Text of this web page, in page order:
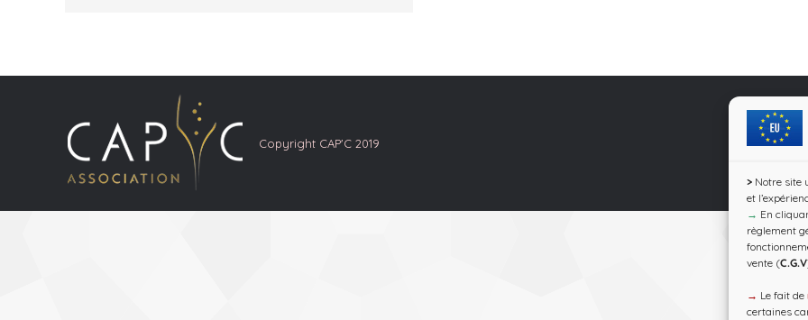
> Notre site
et
→ En
règlement
vente (C.G.V
→ Le fait de
certaines
Copyright CAP'C 2019